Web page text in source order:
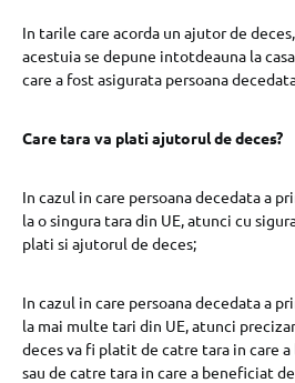
In tarile care acorda un ajutor de
acestuia se depune intotdeauna la
care a fost asigurata persoana
Care tara va plati ajutorul de deces?
In cazul in care persoana decedata a
la o singura tara din UE, atunci cu
plati si ajutorul de deces;
In cazul in care persoana decedata a
la mai multe tari din UE, atunci
deces va fi platit de catre tara in care
sau de catre tara in care a beneficiat